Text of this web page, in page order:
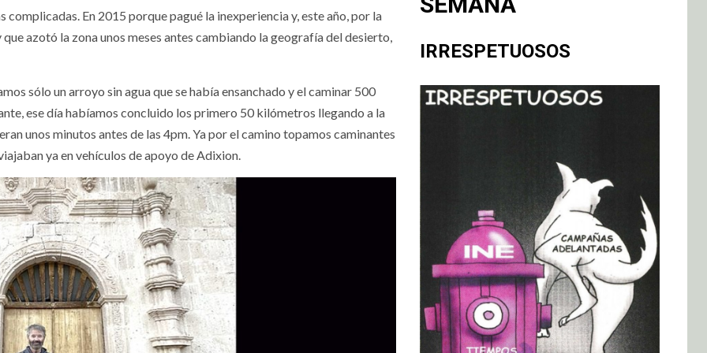
En 2015 porque pagué la inexperiencia y, este año, por la
azotó la zona unos meses antes cambiando la geografía del desierto,
sólo un arroyo sin agua que se había ensanchado y el caminar 500
ese día habíamos concluido los primero 50 kilómetros llegando a la
unos minutos antes de las 4pm. Ya por el camino topamos caminantes
ya en vehículos de apoyo de Adixion.
IRRESPETUOSOS